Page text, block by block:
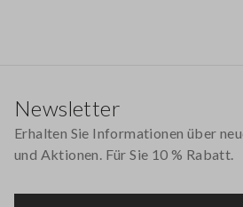
Newsletter
Erhalten Sie Informationen über
und Aktionen. Für Sie 10 % Rabatt.